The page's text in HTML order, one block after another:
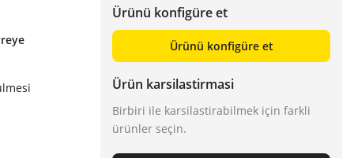
Ürünü konfigüre et
Ürünü konfigüre et
Ürün karsilastirmasi
Birbiri ile karsilastirabilmek için farkli
ürünler seçin.